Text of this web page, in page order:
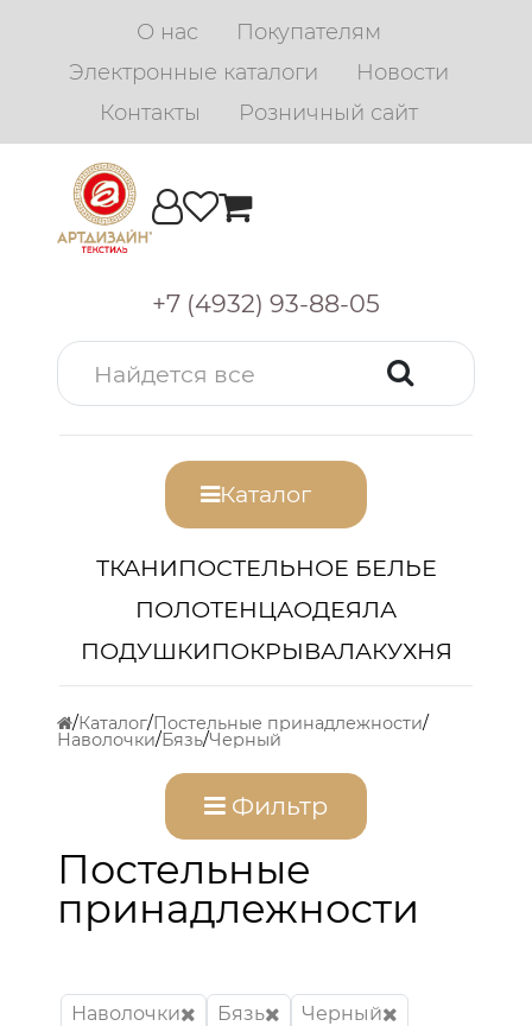
О нас
Покупателям
Электронные каталоги
Новости
Контакты
Розничный сайт
+7 (4932) 93-88-05
Каталог
ТКАНИПОСТЕЛЬНОЕ БЕЛЬЕ
ПОЛОТЕНЦАОДЕЯЛА
ПОДУШКИПОКРЫВАЛАКУХНЯ
Каталог Постельные принадлежности
Наволочки Бязь Черный
Фильтр
Постельные
принадлежности
Наволочки Бязь
Черный